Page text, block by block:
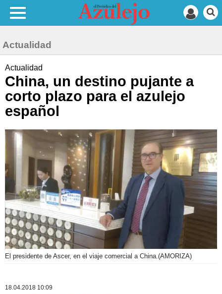
Actualidad
Actualidad
China, un destino pujante a
corto plazo para el azulejo
español
El presidente de Ascer, en el viaje comercial a China.(AMORIZA)
18.04.2018 10:09